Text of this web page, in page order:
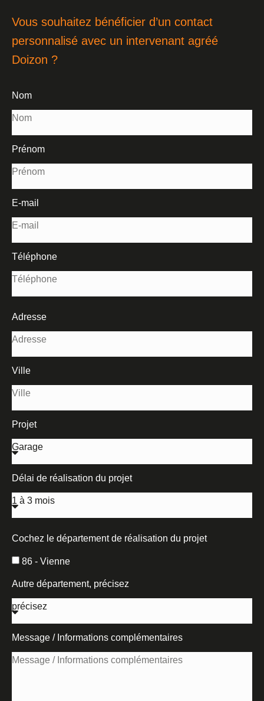
Vous souhaitez bénéficier d’un contact
personnalisé avec un intervenant agréé
Doizon ?
Nom
Prénom
E-mail
Téléphone
Adresse
Ville
Projet
Délai de réalisation du projet
Cochez le département de réalisation du projet
86 - Vienne
Autre département, précisez
Message / Informations complémentaires